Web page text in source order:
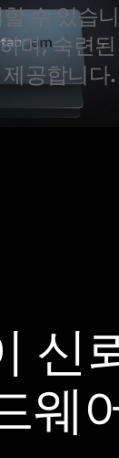
수 있습
며, 숙련
공합니다.
신
웨